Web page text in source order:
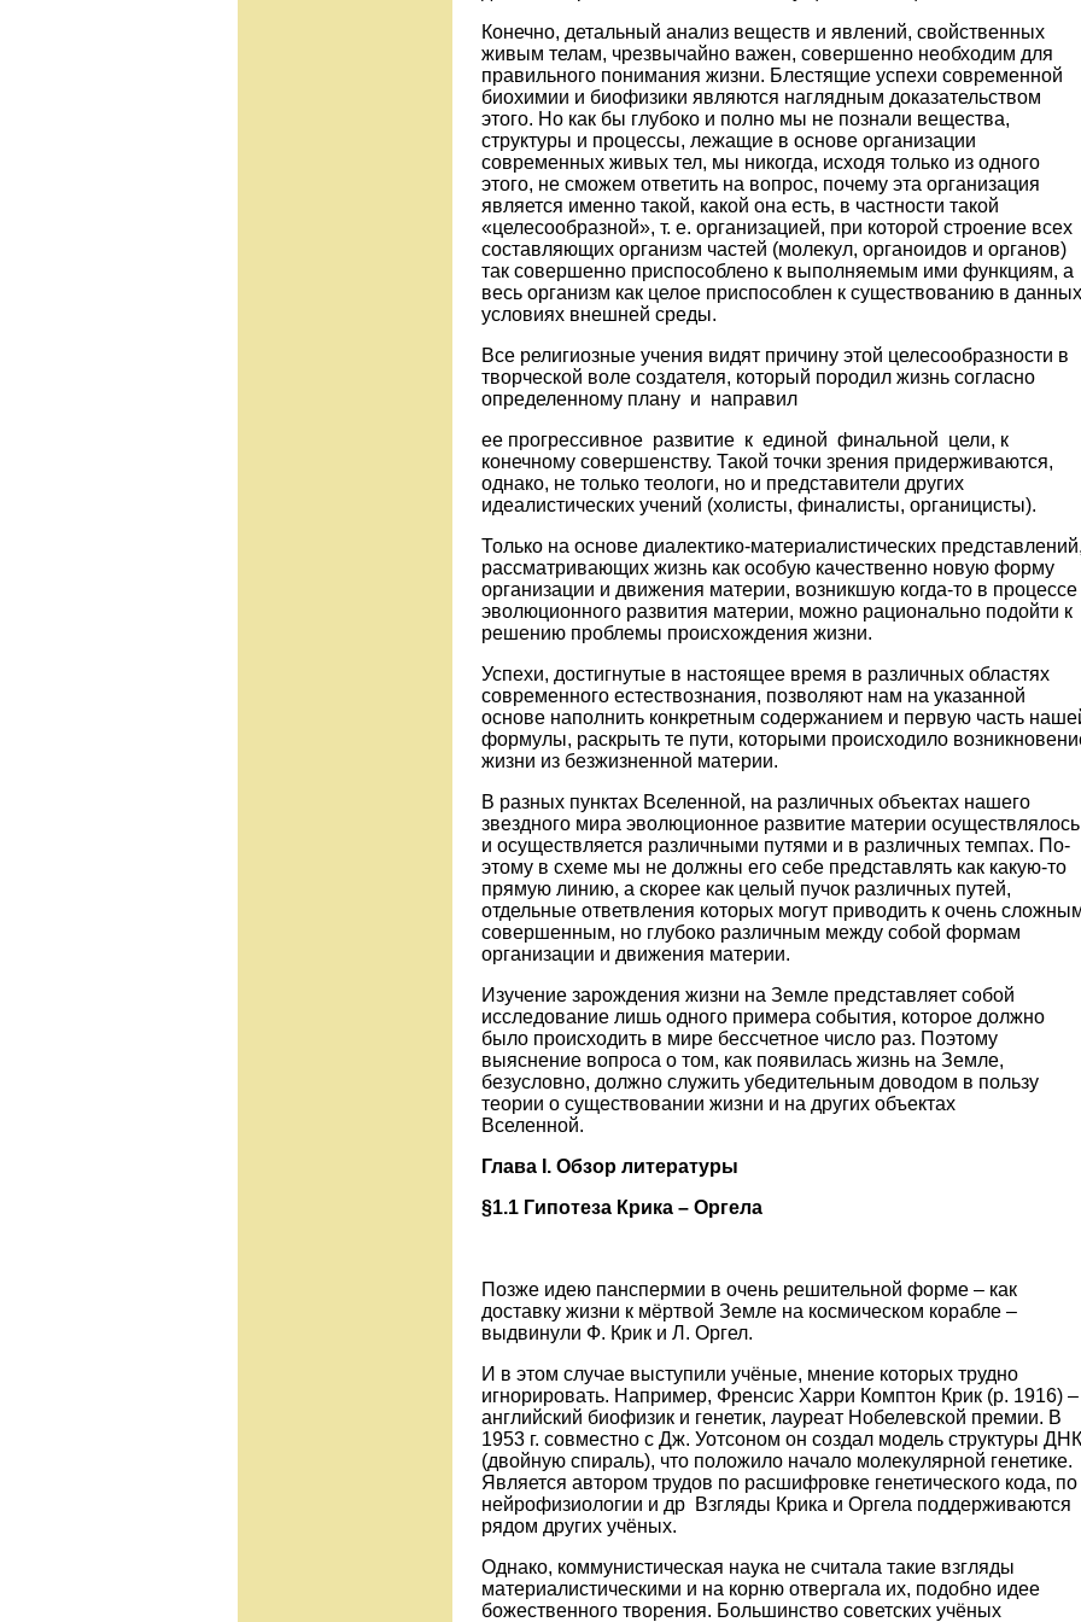
Конечно, детальный анализ веществ и явлений, свой­ственных
живым телам, чрезвычайно важен, совершенно необходим для
правильного понимания жизни. Блестя­щие успехи современной
биохимии и биофизики являют­ся наглядным доказательством
этого. Но как бы глубо­ко и полно мы не познали вещества,
структуры и про­цессы, лежащие в основе организации
современных живых тел, мы никогда, исходя только из одного
этого, не сможем ответить на вопрос, почему эта организация
является именно такой, какой она есть, в частности та­кой
«целесообразной», т. е. организацией, при которой строение всех
составляющих организм частей (молекул, органоидов и органов)
так совершенно приспособлено к выполняемым ими функциям, а
весь организм как целое приспособлен к существованию в данных
условиях внеш­ней среды.
Все религиозные учения видят причину этой целесо­образности в
творческой воле создателя, который поро­дил жизнь согласно
определенному плану и направил
ее прогрессивное развитие к единой финальной цели, к
конечному совершенству. Такой точки зрения придер­живаются,
однако, не только теологи, но и представите­ли других
идеалистических учений (холисты, финалисты, органицисты).
Только на основе диалектико-материалистических
рассматривающих жизнь как особую ка­чественно новую форму
организации и движения мате­рии, возникшую когда-то в процессе
эволюционного раз­вития материи, можно рационально подойти к
решению проблемы происхождения жизни.
Успехи, достигнутые в настоящее время в различ­ных областях
современного естествознания, позволяют нам на указанной
основе наполнить конкретным содер­жанием и первую часть
формулы, раскрыть те пути, которыми происходило
жизни из безжизненной материи.
В разных пунктах Вселен­ной, на различных объектах нашего
звездного мира эволюционное развитие материи осуществлялось
и осущест­вляется различными путями и в различных темпах. По­
этому в схеме мы не должны его себе представлять как какую-то
прямую линию, а скорее как целый пучок различных путей,
отдельные ответвления которых могут приводить к очень
совершенным, но глубоко различным между собой формам
организации и движе­ния материи.
Изучение зарождения жизни на Земле представляет собой
исследование лишь одного примера события, ко­торое должно
было происходить в мире бессчетное число раз. Поэтому
выяснение вопроса о том, как появилась жизнь на Земле,
безусловно, должно служить убедитель­ным доводом в пользу
теории о существовании жизни и на других объектах
Вселенной.
Глава . Обзор литературы
§1.1 Гипотеза Крика – Оргела
Позже идею панспермии в очень решительной форме – как
доставку жизни к мёртвой Земле на космическом корабле –
выдвинули Ф. Крик и Л. Оргел.
И в этом случае выступили учёные, мнение которых трудно
игнорировать. Например, Френсис Харри Комптон Крик (р. 1916) –
английский биофизик и генетик, лауреат Нобелевской премии. В
1953 г. совместно с Дж. Уотсоном он создал модель структуры ДНК
(двойную спираль), что положило начало молекулярной генетике.
Является автором трудов по расшифровке генетического кода, по
нейрофизиологии и др Взгляды Крика и Оргела поддерживаются
рядом других учёных.
Однако, коммунистическая наука не считала такие взгляды
материалистическими и на корню отвергала их, подобно идее
божественного творения. Большинство советских учёных